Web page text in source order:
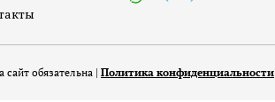
обязательна | Политика конфиденциальности